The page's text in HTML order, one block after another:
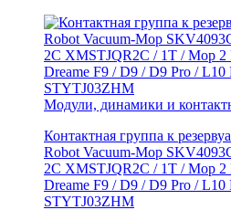
Модули, динамики и
Контактная группа к
Robot Vacuum-Mop
2C XMSTJQR2C / 1T / Mop
Dreame F9 / D9 / D9 Pro /
STYTJ03ZHM